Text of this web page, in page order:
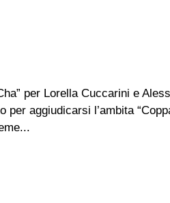
per Lorella Cuccarini e
per aggiudicarsi l’ambita